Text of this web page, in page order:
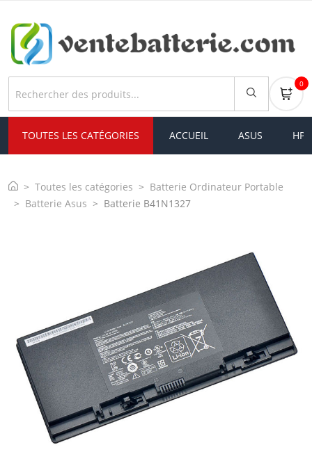
0
TOUTES LES CATÉGORIES ACCUEIL ASUS HP
Toutes les catégories
Batterie Ordinateur Portable
Batterie Asus
Batterie B41N1327